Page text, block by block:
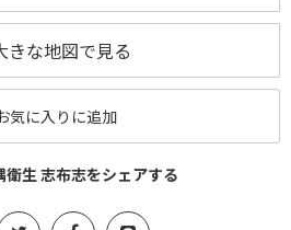
きな地図で見る
気に入りに追加
衛生 志布志をシェアする